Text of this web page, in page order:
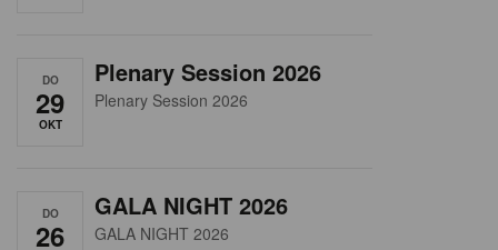
DO
29
OKT
Plenary Session 2026
Plenary Session 2026
DO
26
GALA NIGHT 2026
GALA NIGHT 2026